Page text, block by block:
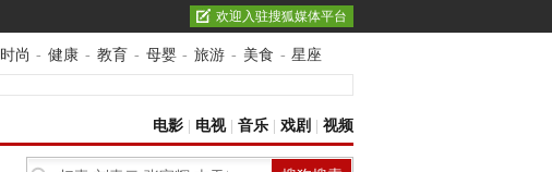
欢迎入驻搜狐媒体平台
时尚 - 健康 - 教育 - 母婴 - 旅游 - 美食 - 星座
电影 电视| 音乐 戏剧 视频